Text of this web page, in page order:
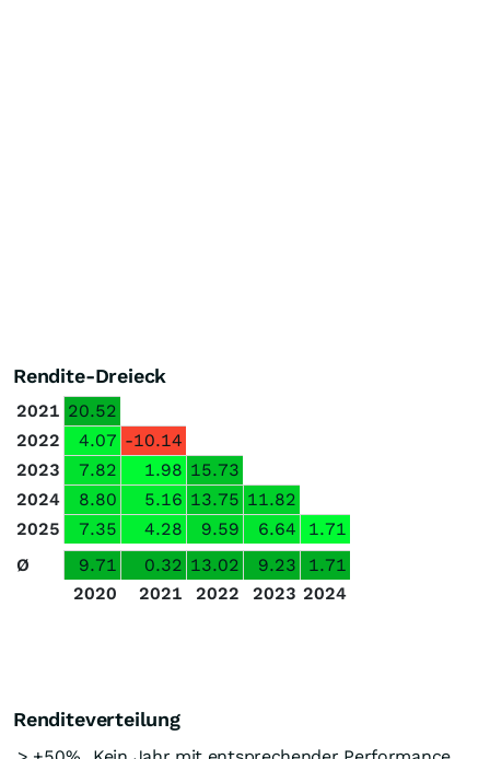
Rendite-Dreieck
2021 20.52
2022
4.07 -10.14
2023
7.82 1.98 15.73
2024
8.80 5.16 13.75 11.82
2025
7.35 4.28 9.59 6.64
1.71
Ø
9.71 0.32 13.02 9.23
1.71
2020
2021 2022 2023 2024
Renditeverteilung